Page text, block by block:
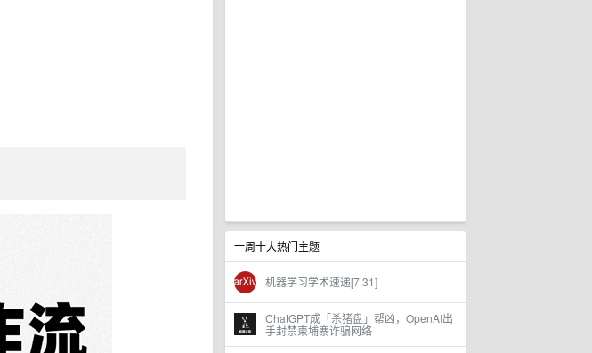
一周十大热门主题
机器学习学术速递[7.31]
ChatGPT成「杀猪盘」帮凶，OpenAI出
手封禁柬埔寨诈骗网络